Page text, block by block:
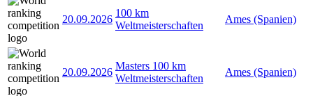
20.09.2026
100 km
Weltmeisterschaften
Ames (Spanien)
20.09.2026
Masters 100 km
Weltmeisterschaften
Ames (Spanien)